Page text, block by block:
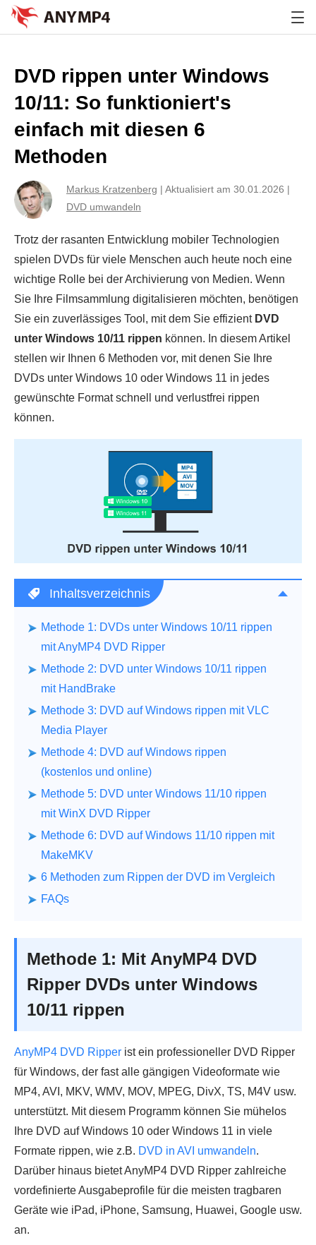
DVD rippen unter Windows
10/11: So funktioniert's
einfach mit diesen 6
Methoden
Markus Kratzenberg | Aktualisiert am 30.01.2026 |
DVD umwandeln
Trotz der rasanten Entwicklung mobiler Technologien
spielen DVDs für viele Menschen auch heute noch eine
wichtige Rolle bei der Archivierung von Medien. Wenn
Sie Ihre Filmsammlung digitalisieren möchten, benötigen
Sie ein zuverlässiges Tool, mit dem Sie effizient DVD
unter Windows 10/11 rippen können. In diesem Artikel
stellen wir Ihnen 6 Methoden vor, mit denen Sie Ihre
DVDs unter Windows 10 oder Windows 11 in jedes
gewünschte Format schnell und verlustfrei rippen
können.
Inhaltsverzeichnis
Methode 1: DVDs unter Windows 10/11 rippen
mit AnyMP4 DVD Ripper
Methode 2: DVD unter Windows 10/11 rippen
mit HandBrake
Methode 3: DVD auf Windows rippen mit VLC
Media Player
Methode 4: DVD auf Windows rippen
(kostenlos und online)
Methode 5: DVD unter Windows 11/10 rippen
mit WinX DVD Ripper
Methode 6: DVD auf Windows 11/10 rippen mit
MakeMKV
6 Methoden zum Rippen der DVD im Vergleich
FAQs
Methode 1: Mit AnyMP4 DVD
Ripper DVDs unter Windows
10/11 rippen
AnyMP4 DVD Ripper ist ein professioneller DVD Ripper
für Windows, der fast alle gängigen Videoformate wie
MP4, AVI, MKV, WMV, MOV, MPEG, DivX, TS, M4V usw.
unterstützt. Mit diesem Programm können Sie mühelos
Ihre DVD auf Windows 10 oder Windows 11 in viele
Formate rippen, wie z.B. DVD in AVI umwandeln.
Darüber hinaus bietet AnyMP4 DVD Ripper zahlreiche
vordefinierte Ausgabeprofile für die meisten tragbaren
Geräte wie iPad, iPhone, Samsung, Huawei, Google usw.
an.